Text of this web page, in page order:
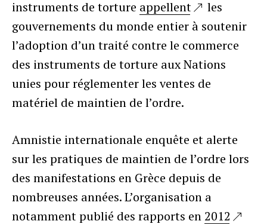
instruments de torture appellent
les
gouvernements du monde entier à soutenir
l’adoption d’un traité contre le commerce
des instruments de torture aux Nations
unies pour réglementer les ventes de
matériel de maintien de l’ordre.
Amnistie internationale enquête et alerte
sur les pratiques de maintien de l’ordre lors
des manifestations en Grèce depuis de
nombreuses années. L’organisation a
notamment publié des rapports en 2012